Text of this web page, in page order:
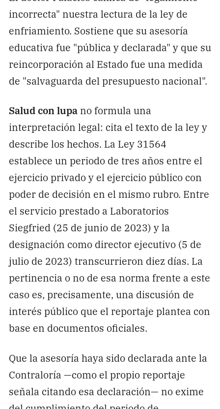
incorrecta" nuestra lectura de la ley de
enfriamiento. Sostiene que su asesoría
educativa fue "pública y declarada" y que su
reincorporación al Estado fue una medida
de "salvaguarda del presupuesto nacional".
Salud con lupano formula una
interpretación legal: cita el texto de la ley y
describe los hechos. La Ley 31564
establece un periodo de tres años entre el
ejercicio privado y el ejercicio público con
poder de decisión en el mismo rubro. Entre
el servicio prestado a Laboratorios
Siegfried (25 de junio de 2023) y la
designación como director ejecutivo (5 de
julio de 2023) transcurrieron diez días. La
pertinencia o no de esa norma frente a este
caso es, precisamente, una discusión de
interés público que el reportaje plantea con
base en documentos oficiales.
Que la asesoría haya sido declarada ante la
Contraloría —como el propio reportaje
señala citando esa declaración— no exime